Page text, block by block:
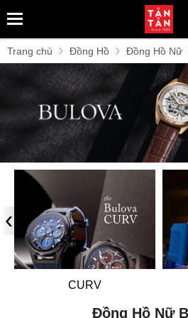
Trang chủ Đồng Hồ Đồng Hồ Nữ
CURV
‹
Đồng Hồ Nữ